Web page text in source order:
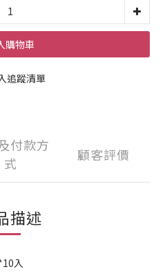
購物車
追蹤清單
付款方
式
顧客評價
描述
入